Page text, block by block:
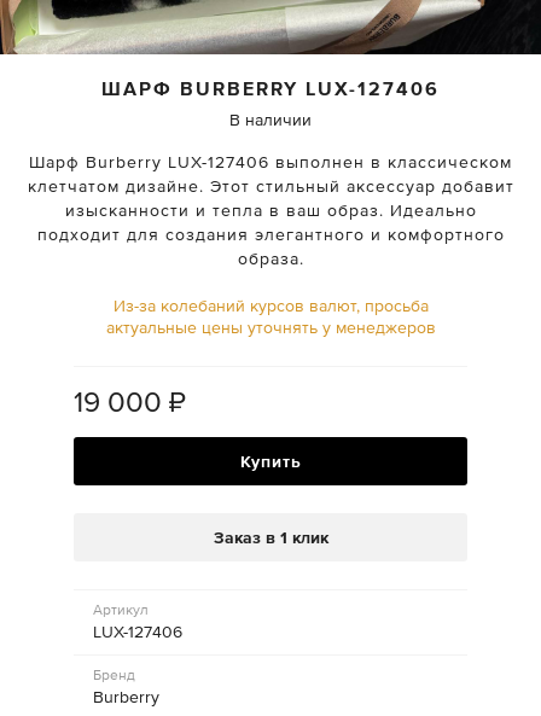
ШАРФ BURBERRY LUX-127406
В наличии
Шарф Burberry LUX-127406 выполнен в классическом
клетчатом дизайне. Этот стильный аксессуар добавит
изысканности и тепла в ваш образ. Идеально
подходит для создания элегантного и комфортного
образа.
Из-за колебаний курсов валют, просьба
актуальные цены уточнять у менеджеров
19 000 ₽
Купить
Заказ в 1 клик
Артикул
LUX-127406
Бренд
Burberry